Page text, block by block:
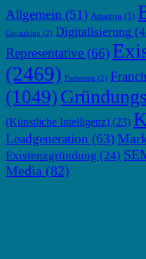
Allgemein (51) Amazon (5)
Consulting (2) Digitalisierung
Representative (66)
(2469) Factoring (2)
(1049)
(Künstliche Intelligenz) (23)
Leadgeneration (63)
Existenzgründung (24)
Media (82)